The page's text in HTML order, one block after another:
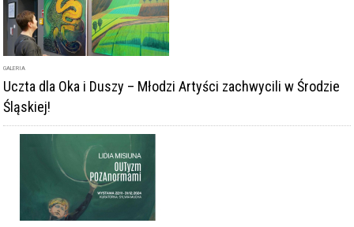
GALERIA
Uczta dla Oka i Duszy – Młodzi Artyści zachwycili w Środzie
Śląskiej!